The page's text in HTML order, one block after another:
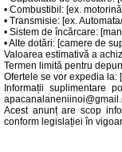
• Combustibil: [ex.
• Transmisie: [ex.
• Sistem de încărcare:
• Alte dotări: [camere de
Valoarea estimativă a
Termen limită pentru
Ofertele se vor expedia
Informații suplimentare
Acest anunț are scop
conform legislației în